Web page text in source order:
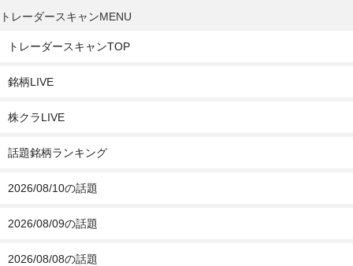
トレーダースキャンMENU
トレーダースキャンTOP
銘柄LIVE
株クラLIVE
話題銘柄ランキング
2026/08/10の話題
2026/08/09の話題
2026/08/08の話題